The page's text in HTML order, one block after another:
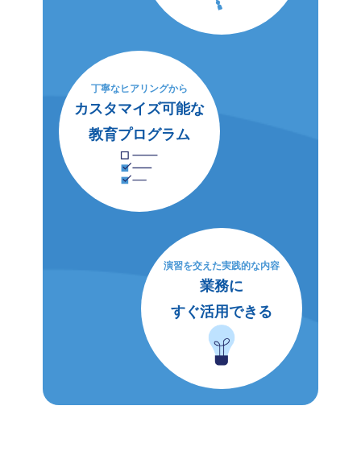
丁寧なヒアリングから
カスタマイズ可能な
教育プログラム
演習を交えた実践的な内容
業務に
すぐ活用できる